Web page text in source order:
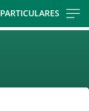
PARTICULARES